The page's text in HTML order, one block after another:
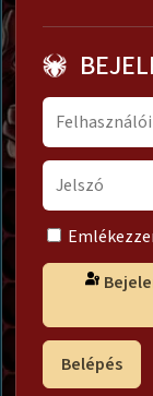
Belépés